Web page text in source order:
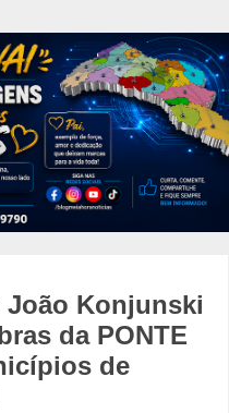
João Konjunski
da PONTE
de